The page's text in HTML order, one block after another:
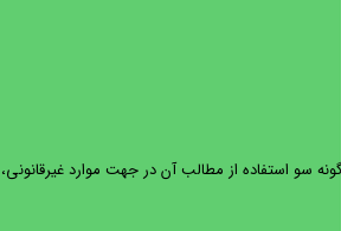
استفاده از مطالب آن در جهت موارد غیرقانونی،